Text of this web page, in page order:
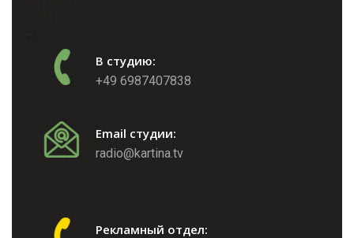
В студию:
+49 6987407838
Email студии:
radio@kartina.tv
Рекламный отдел: